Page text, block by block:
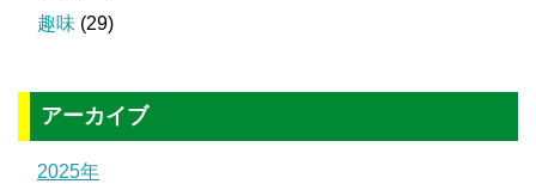
趣味 (29)
アーカイブ
2025年